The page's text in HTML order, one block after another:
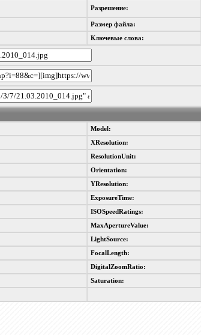
Разрешение:
Размер файла:
Ключевые слова:
Model:
XResolution:
ResolutionUnit:
Orientation:
YResolution:
ExposureTime:
ISOSpeedRatings:
MaxApertureValue:
LightSource:
FocalLength:
DigitalZoomRatio:
Saturation: